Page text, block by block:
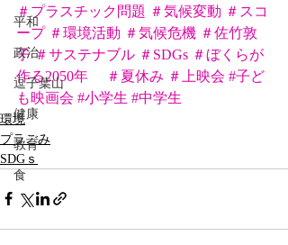
平和
政治
逗子葉山
健康
教育
食
＃プラスチック問題 ＃気候変動 ＃スコ
ープ ＃環境活動 ＃気候危機 ＃佐竹敦
子 ＃サステナブル ＃SDGs ＃ぼくらが
作る2050年
＃夏休み ＃上映会 #子ど
も映画会 #小学生 #中学生
環境
プラごみ
SDGｓ